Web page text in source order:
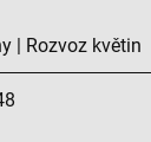
| Rozvoz květin